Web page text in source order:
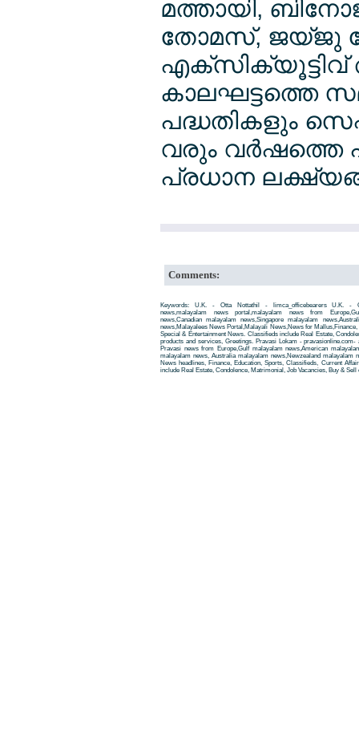
മത്തായി,
തോമസ്, ജയ്ജു
കാലഘട്ടത്തെ
പദ്ധതികളും
വരും
പ്രധാന
Comments:
Keywords: U.K. - Otta Nottathil - limca_officebearers U.K. -
news,malayalam news portal,malayalam news from
news,Canadian malayalam news,Singapore malayalam
news,Malayalees News Portal,Malayali News,News for
Special & Entertainment News. Classifieds include Real Estate,
products and services, Greetings. Pravasi Lokam -
Pravasi news from Europe,Gulf malayalam news,American
malayalam news, Australia malayalam news,Newzealand malayalam
News headlines, Finance, Education, Sports, Classifieds, Current
include Real Estate, Condolence, Matrimonial, Job Vacancies, Buy &